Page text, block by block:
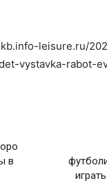
leisure.ru/
vystavka-rabot-
в